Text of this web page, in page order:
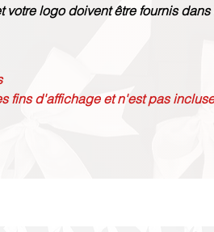
logo doivent être fournis
fins d'affichage et n'est pas